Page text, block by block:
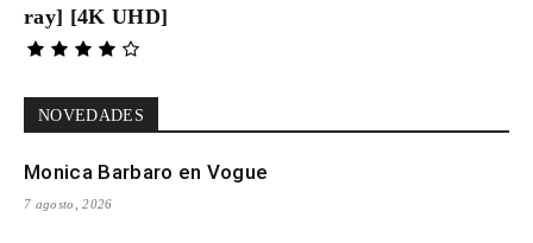
ray] [4K UHD]
NOVEDADES
Monica Barbaro en Vogue
7 agosto, 2026